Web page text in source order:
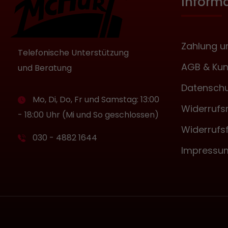
Telefonische Unterstützung
und Beratung
Mo, Di, Do, Fr und Samstag: 13:00
- 18:00 Uhr (Mi und So geschlossen)
030 - 4882 1644
Zahlung
AGB &